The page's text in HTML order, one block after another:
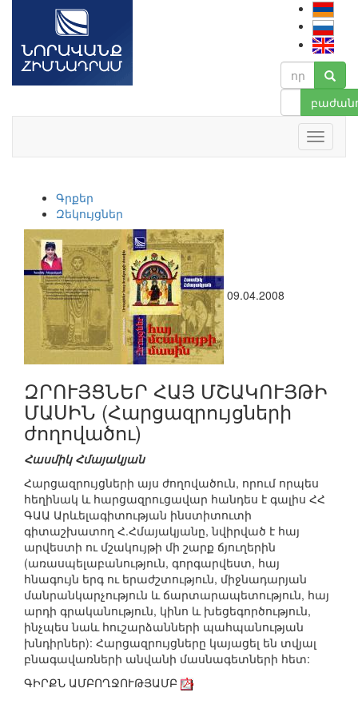
Գրքեր
Զեկույցներ
09.04.2008
ԶՐՈՒՅՑՆԵՐ ՀԱՅ ՄՇԱԿՈՒՅԹԻ
ՄԱՍԻՆ (Հարցազրույցների
ժողովածու)
Հասմիկ Հմայակյան
Հարցազրույցների այս ժողովածուն, որում որպես
հեղինակ և հարցազրուցավար հանդես է գալիս ՀՀ
ԳԱԱ Արևելագիտության ինստիտուտի
գիտաշխատող Հ.Հմայակյանը, նվիրված է հայ
արվեստի ու մշակույթի մի շարք ճյուղերին
(առասպելաբանություն, գորգարվեստ, հայ
հնագույն երգ ու երաժշտություն, միջնադարյան
մանրանկարչություն և ճարտարապետություն, հայ
արդի գրականություն, կինո և խեցեգործություն,
ինչպես նաև հուշարձանների պահպանության
խնդիրներ): Հարցազրույցները կայացել են տվյալ
բնագավառների անվանի մասնագետների հետ:
ԳԻՐՔՆ ԱՄԲՈՂՋՈՒԹՅԱՄԲ